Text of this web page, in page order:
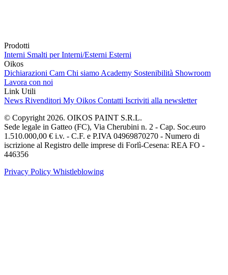
Prodotti
Interni Smalti per Interni/Esterni Esterni
Oikos
Dichiarazioni Cam Chi siamo Academy Sostenibilità Showroom
Lavora con noi
Link Utili
News Rivenditori My Oikos Contatti Iscriviti alla newsletter
© Copyright 2026. OIKOS PAINT S.R.L.
Sede legale in Gatteo (FC), Via Cherubini n. 2 - Cap. Soc.euro
1.510.000,00 € i.v. - C.F. e P.IVA 04969870270 - Numero di
iscrizione al Registro delle imprese di Forlì-Cesena: REA FO -
446356
Privacy Policy Whistleblowing